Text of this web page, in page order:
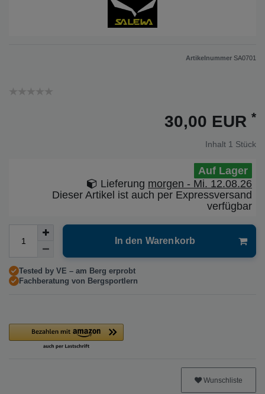
Artikelnummer SA0701
30,00 EUR *
Inhalt 1 Stück
Auf Lager
Lieferung morgen - Mi. 12.08.26
Dieser Artikel ist auch per Expressversand
verfügbar
In den Warenkorb
Tested by VE – am Berg erprobt
Fachberatung von Bergsportlern
Wunschliste